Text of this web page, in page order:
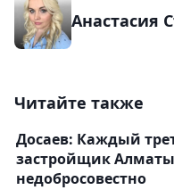
Анастасия
Читайте также
Досаев: Каждый
застройщик Алматы
недобросовестно